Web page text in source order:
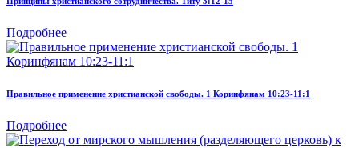
Подробнее
Правильное применение христианской свободы. 1 Коринфянам 10:23-11:1
Подробнее